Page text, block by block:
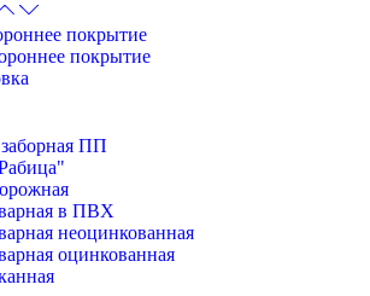
покрытие
покрытие
ПП
в ПВХ
неоцинкованная
оцинкованная